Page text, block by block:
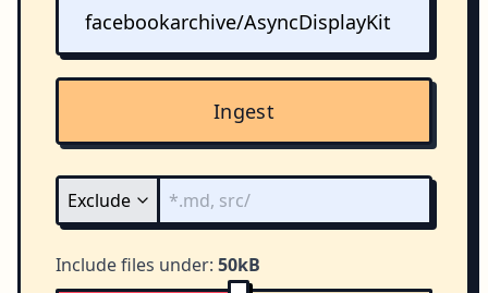
Ingest
Include files under: 50kB